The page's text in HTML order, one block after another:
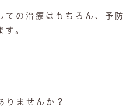
ての治療はもちろん、予防
す。
りませんか？